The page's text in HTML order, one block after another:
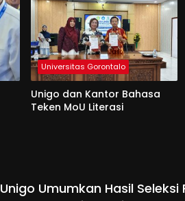
Universitas Gorontalo
Unigo dan Kantor Bahasa
Teken MoU Literasi
Unigo Umumkan Hasil Seleksi